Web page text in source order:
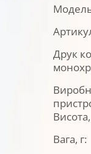
Друк
Вага, г: